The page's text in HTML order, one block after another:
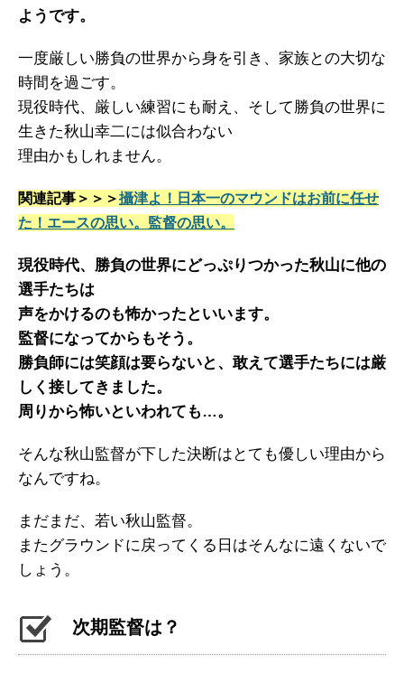
ようです。
一度厳しい勝負の世界から身を引き、家族との大切な
時間を過ごす。
現役時代、厳しい練習にも耐え、そして勝負の世界に
生きた秋山幸二には似合わない
理由かもしれません。
関連記事＞＞＞攝津よ！日本一のマウンドはお前に任せ
た！エースの思い。監督の思い。
現役時代、勝負の世界にどっぷりつかった秋山に他の
選手たちは
声をかけるのも怖かったといいます。
監督になってからもそう。
勝負師には笑顔は要らないと、敢えて選手たちには厳
しく接してきました。
周りから怖いといわれても…。
そんな秋山監督が下した決断はとても優しい理由から
なんですね。
まだまだ、若い秋山監督。
またグラウンドに戻ってくる日はそんなに遠くないで
しょう。
次期監督は？